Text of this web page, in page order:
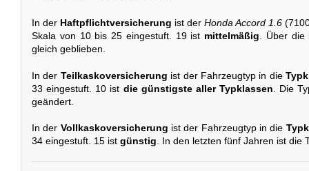
In der Haftpflichtversicherung ist der Honda Accord 1.6
Skala von 10 bis 25 eingestuft. 19 ist mittelmäßig . Über
gleich geblieben.
In der Teilkaskoversicherung ist der Fahrzeugtyp in die
33 eingestuft. 10 ist die günstigste aller Typklassen . Die
geändert.
In der Vollkaskoversicherung ist der Fahrzeugtyp in die
34 eingestuft. 15 ist günstig. In den letzten fünf Jahren ist die